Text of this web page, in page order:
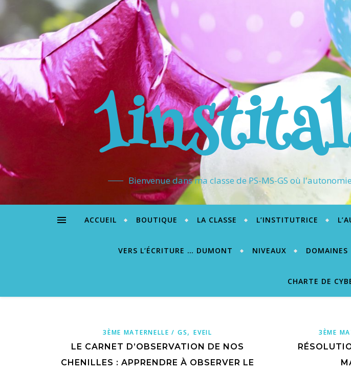
Bienvenue dans ma classe de PS-MS-GS où
ACCUEIL BOUTIQUE LA CLASSE L’INSTITUTRICE
VERS L’ÉCRITURE … DUMONT NIVEAUX DOMAINES
CHARTE DE
3ÈME MATERNELLE / GS,EVEIL
LE CARNET D’OBSERVATION DE NOS
CHENILLES : APPRENDRE À OBSERVER LE
3ÈME